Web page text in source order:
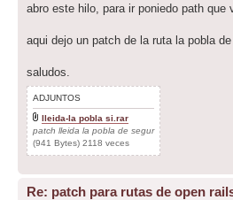
abro este hilo, para ir poniedo path que
aqui dejo un patch de la ruta la pobla
saludos.
ADJUNTOS
lleida-la pobla si.rar
patch lleida la pobla de segur
(941 Bytes) 2118 veces
Re: patch para rutas de open